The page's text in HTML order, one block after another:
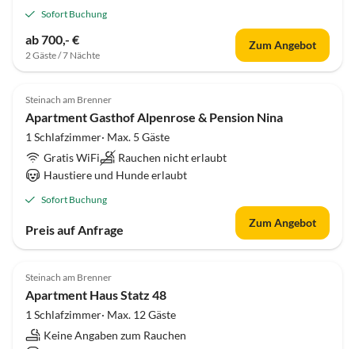
Sofort Buchung
ab 700,- €
2 Gäste / 7 Nächte
Zum Angebot
Steinach am Brenner
Apartment Gasthof Alpenrose & Pension Nina
1 Schlafzimmer· Max. 5 Gäste
Gratis WiFi
Rauchen nicht erlaubt
Haustiere und Hunde erlaubt
Sofort Buchung
Preis auf Anfrage Zum Angebot
Steinach am Brenner
Apartment Haus Statz 48
1 Schlafzimmer· Max. 12 Gäste
Keine Angaben zum Rauchen